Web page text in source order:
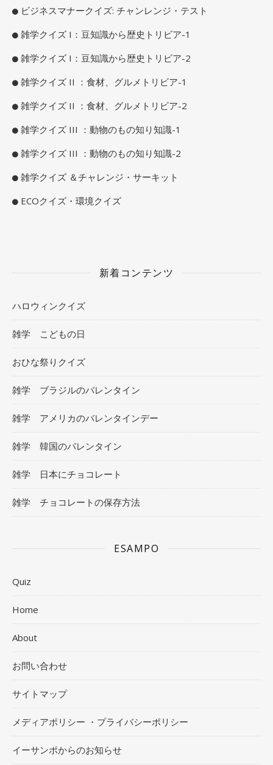
ビジネスマナークイズ: チャンレンジ・テスト
雑学クイズ I：豆知識から歴史トリビア-1
雑学クイズ I：豆知識から歴史トリビア-2
雑学クイズ II ：食材、グルメトリビア-1
雑学クイズ II ：食材、グルメトリビア-2
雑学クイズ III ：動物のもの知り知識-1
雑学クイズ III ：動物のもの知り知識-2
雑学クイズ ＆チャレンジ・サーキット
ECOクイズ・環境クイズ
新着コンテンツ
ハロウィンクイズ
雑学 こどもの日
おひな祭りクイズ
雑学 ブラジルのバレンタイン
雑学 アメリカのバレンタインデー
雑学 韓国のバレンタイン
雑学 日本にチョコレート
雑学 チョコレートの保存方法
ESAMPO
Quiz
Home
About
お問い合わせ
サイトマップ
メディアポリシー ・プライバシーポリシー
イーサンポからのお知らせ